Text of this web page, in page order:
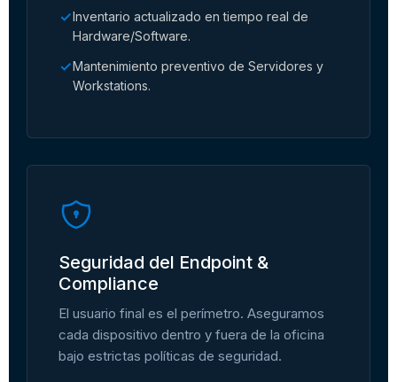
Inventario actualizado en tiempo real de
Hardware/Software.
Mantenimiento preventivo de Servidores y
Workstations.
Seguridad del Endpoint &
Compliance
El usuario final es el perímetro. Aseguramos
cada dispositivo dentro y fuera de la oficina
bajo estrictas políticas de seguridad.